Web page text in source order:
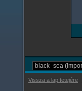
Vissza a lap tetejére